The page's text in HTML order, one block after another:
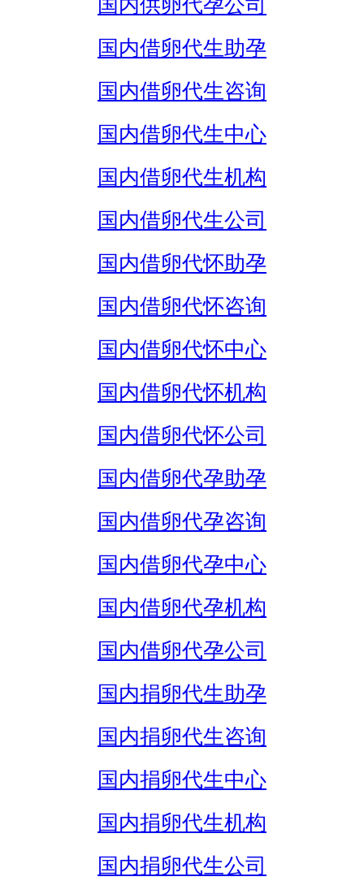
国内供卵代孕公司
国内借卵代生助孕
国内借卵代生咨询
国内借卵代生中心
国内借卵代生机构
国内借卵代生公司
国内借卵代怀助孕
国内借卵代怀咨询
国内借卵代怀中心
国内借卵代怀机构
国内借卵代怀公司
国内借卵代孕助孕
国内借卵代孕咨询
国内借卵代孕中心
国内借卵代孕机构
国内借卵代孕公司
国内捐卵代生助孕
国内捐卵代生咨询
国内捐卵代生中心
国内捐卵代生机构
国内捐卵代生公司